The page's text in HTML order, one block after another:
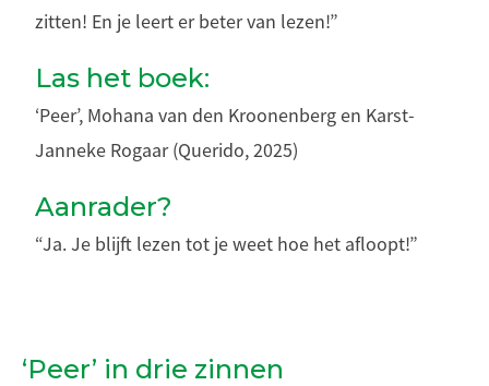
zitten! En je leert er beter van lezen!”
Las het boek:
‘Peer’, Mohana van den Kroonenberg en Karst-
Janneke Rogaar (Querido, 2025)
Aanrader?
“Ja. Je blijft lezen tot je weet hoe het afloopt!”
‘Peer’ in drie zinnen